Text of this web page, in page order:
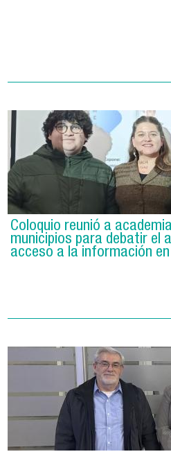
Coloquio reunió a
municipios para debatir el
acceso a la información en